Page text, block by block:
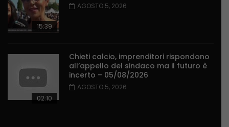
15:39
AGOSTO 5, 2026
02:10
Chieti calcio, imprenditori rispondono
all’appello del sindaco ma il futuro è
incerto – 05/08/2026
AGOSTO 5, 2026